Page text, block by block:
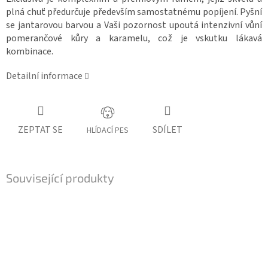
plná chuť předurčuje především samostatnému popíjení. Pyšní
se jantarovou barvou a Vaši pozornost upoutá intenzivní vůní
pomerančové kůry a karamelu, což je vskutku lákavá
kombinace.
Detailní informace
ZEPTAT SE HLÍDACÍ PES SDÍLET
Související produkty